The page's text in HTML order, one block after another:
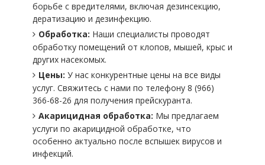
борьбе с вредителями, включая дезинсекцию,
дератизацию и дезинфекцию.
Обработка: Наши специалисты проводят
обработку помещений от клопов, мышей, крыс и
других насекомых.
Цены: У нас конкурентные цены на все виды
услуг. Свяжитесь с нами по телефону 8 (966)
366-68-26 для получения прейскуранта.
Акарицидная обработка: Мы предлагаем
услуги по акарицидной обработке, что
особенно актуально после вспышек вирусов и
инфекций.